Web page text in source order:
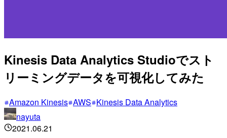
Kinesis Data Analytics Studioでスト
リーミングデータを可視化してみた
Amazon Kinesis AWS Kinesis Data Analytics
nayuta
2021.06.21